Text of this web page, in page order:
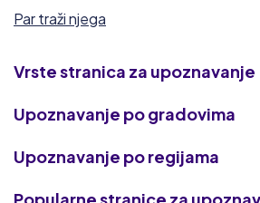
Par traži njega
Vrste stranica za upoznavanje
Upoznavanje po gradovima
Upoznavanje po regijama
Popularne stranice za